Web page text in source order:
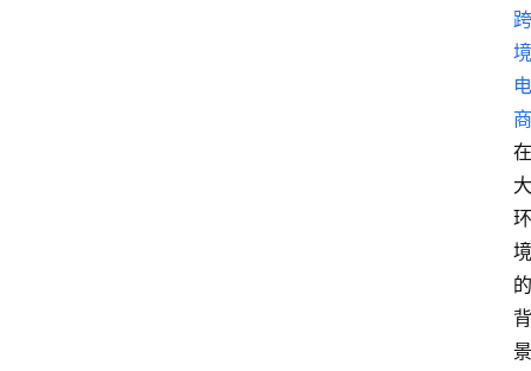
跨
境
电
商
在
大
环
境
的
背
景